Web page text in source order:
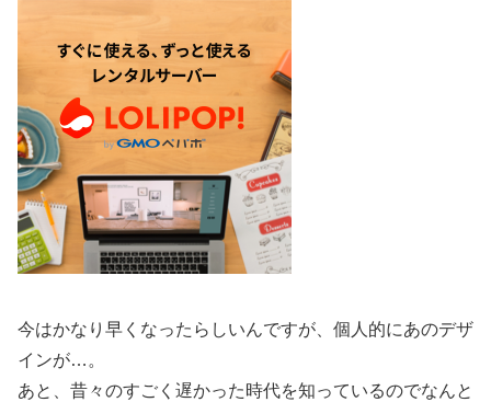
今はかなり早くなったらしいんですが、個人的にあのデザ
インが…。
あと、昔々のすごく遅かった時代を知っているのでなんと